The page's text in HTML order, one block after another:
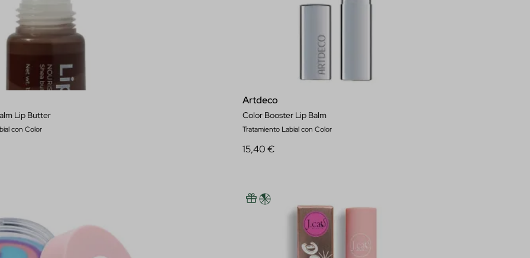
Lip Butter
con Color
Artdeco
Color Booster Lip Balm
Tratamiento Labial con Color
15,40 €